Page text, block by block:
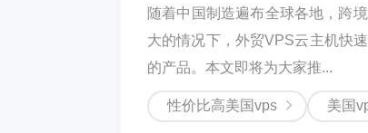
随着中国制造遍布全球各地，跨
大的情况下，外贸VPS云主机快
的产品。本文即将为大家推...
性价比高美国vps 美国